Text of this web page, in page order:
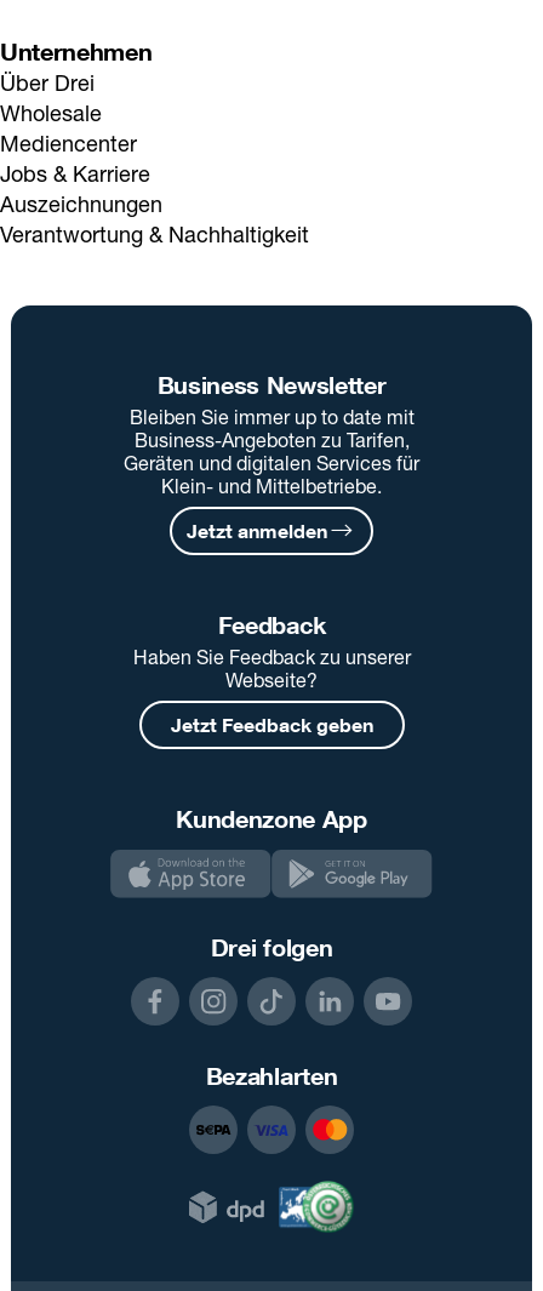
Unternehmen
Über Drei
Wholesale
Mediencenter
Jobs & Karriere
Auszeichnungen
Verantwortung & Nachhaltigkeit
Business Newsletter
Bleiben Sie immer up to date mit
Business-Angeboten zu Tarifen,
Geräten und digitalen Services für
Klein- und Mittelbetriebe.
Jetzt anmelden
Feedback
Haben Sie Feedback zu unserer
Webseite?
Jetzt Feedback geben
Kundenzone App
Drei folgen
Bezahlarten